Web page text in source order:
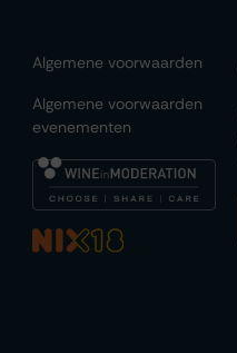
Algemene voorwaarden
Algemene voorwaarden
evenementen